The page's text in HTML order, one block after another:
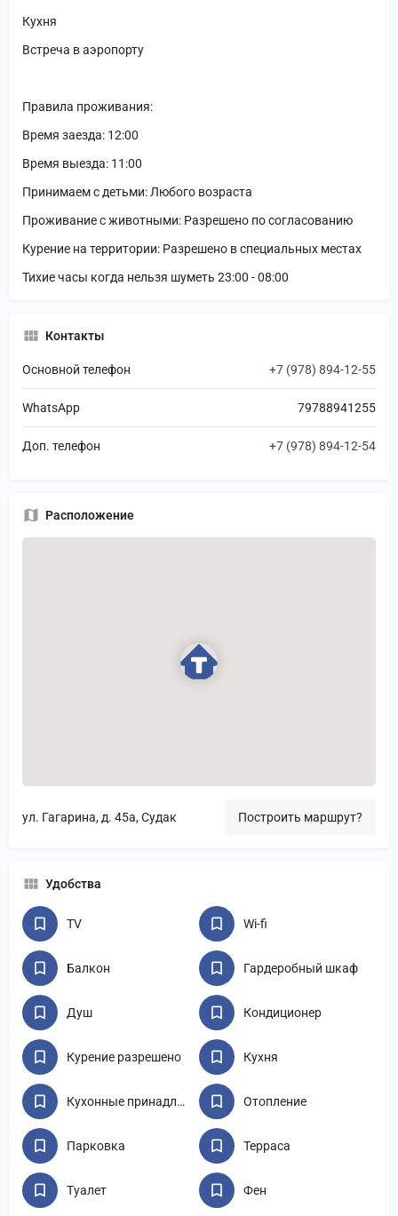
Кухня
Встреча в аэропорту
Правила проживания:
Время заезда: 12:00
Время выезда: 11:00
Принимаем с детьми: Любого возраста
Проживание с животными: Разрешено по согласованию
Курение на территории: Разрешено в специальных местах
Тихие часы когда нельзя шуметь 23:00 - 08:00
Контакты
Основной телефон +7 (978) 894-12-55
WhatsApp 79788941255
Доп. телефон +7 (978) 894-12-54
Расположение
ул. Гагарина, д. 45а, Судак Построить маршрут?
Удобства
TV Wi-fi
Балкон Гардеробный шкаф
Душ Кондиционер
Курение разрешено Кухня
Кухонные принадлежности Отопление
Парковка Терраса
Туалет Фен